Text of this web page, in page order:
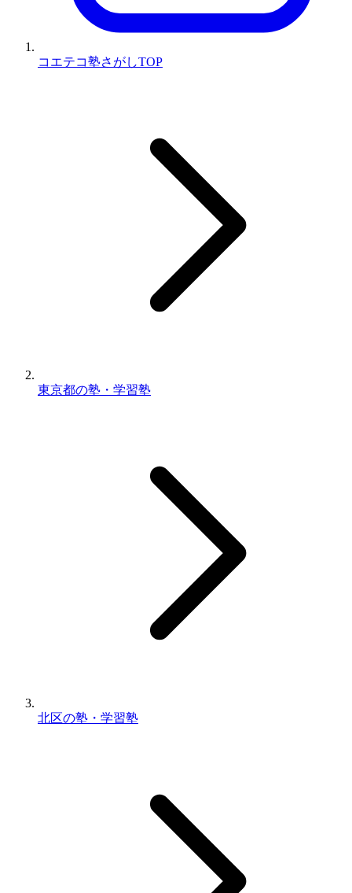
コエテコ塾さがしTOP
東京都の塾・学習塾
北区の塾・学習塾